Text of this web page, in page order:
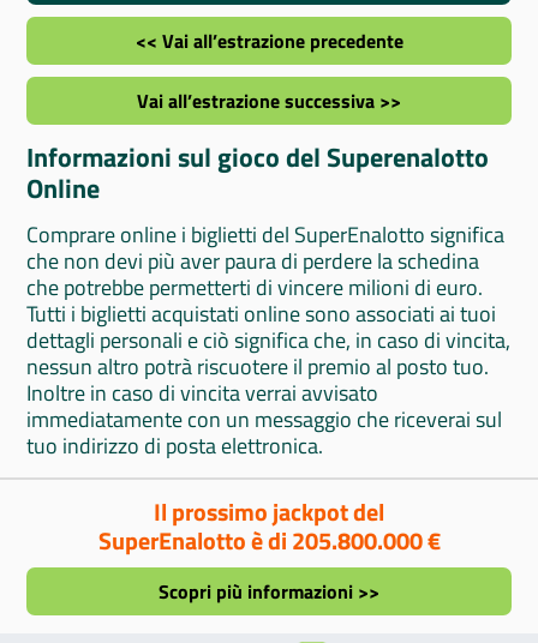
<< Vai all’estrazione precedente
Vai all’estrazione successiva >>
Informazioni sul gioco del Superenalotto
Online
Comprare online i biglietti del SuperEnalotto significa
che non devi più aver paura di perdere la schedina
che potrebbe permetterti di vincere milioni di euro.
Tutti i biglietti acquistati online sono associati ai tuoi
dettagli personali e ciò significa che, in caso di vincita,
nessun altro potrà riscuotere il premio al posto tuo.
Inoltre in caso di vincita verrai avvisato
immediatamente con un messaggio che riceverai sul
tuo indirizzo di posta elettronica.
Il prossimo jackpot del
SuperEnalotto è di 205.800.000 €
Scopri più informazioni >>